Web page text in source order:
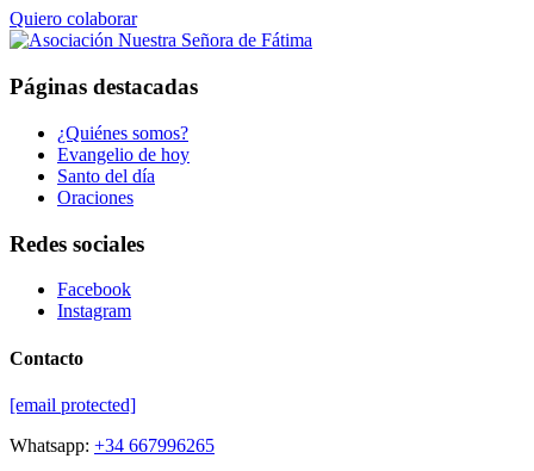
Quiero colaborar
Páginas destacadas
¿Quiénes somos?
Evangelio de hoy
Santo del día
Oraciones
Redes sociales
Facebook
Instagram
Contacto
[email protected]
Whatsapp: +34 667996265